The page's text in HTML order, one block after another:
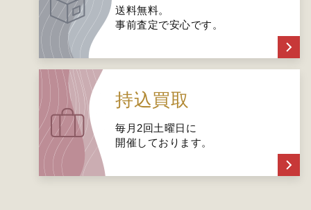
送料無料。
事前査定で安心です。
持込買取
毎月2回土曜日に
開催しております。